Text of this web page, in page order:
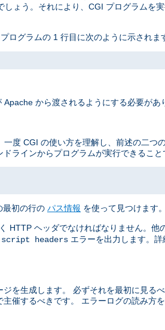
ょう。それにより、CGI プログラムを
ログラムの 1 行目に次のように示されま
から渡されるようにする必要があ
度 CGI の使い方を理解し、前述の二つ
ラインからプログラムが実行できるこ
最初の行の パス情報 を使って見つけます
HTTP ヘッダでなければなりません。他
script headers エラーを出力します。
を生成します。 必ずそれを最初に見る
催するべきです。 エラーログの読み方